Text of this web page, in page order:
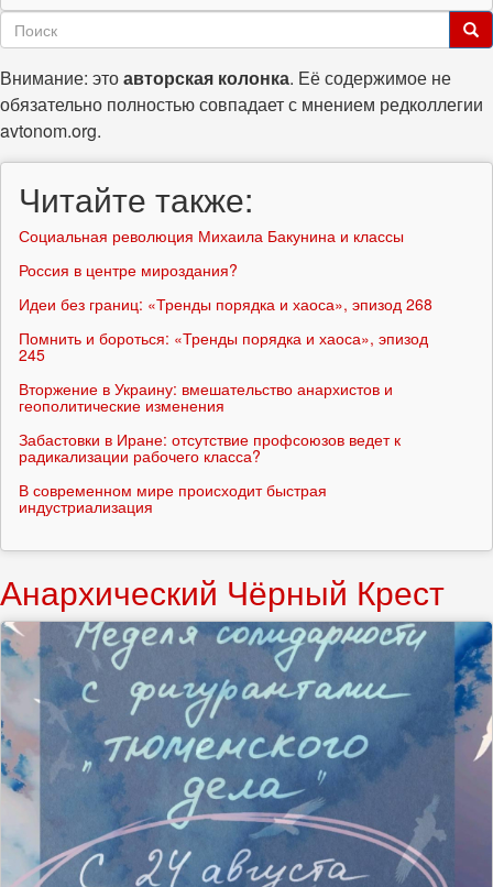
Форма
поиска
Внимание: этоавторская колонка. Её содержимое не
обязательно полностью совпадает с мнением редколлегии
avtonom.org.
Читайте также:
Социальная революция Михаила Бакунина и классы
Россия в центре мироздания?
Идеи без границ: «Тренды порядка и хаоса», эпизод 268
Помнить и бороться: «Тренды порядка и хаоса», эпизод
245
Вторжение в Украину: вмешательство анархистов и
геополитические изменения
Забастовки в Иране: отсутствие профсоюзов ведет к
радикализации рабочего класса?
В современном мире происходит быстрая
индустриализация
Анархический Чёрный Крест